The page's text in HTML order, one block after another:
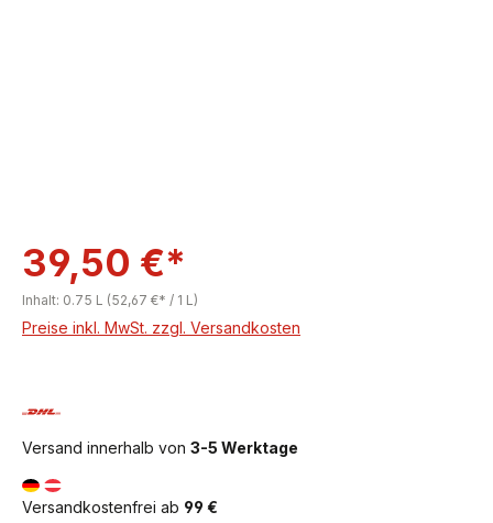
39,50 €*
Inhalt: 0.75 L (52,67 €* / 1 L)
Preise inkl. MwSt. zzgl. Versandkosten
Versand innerhalb von 3-5 Werktage
Versandkostenfrei ab 99 €